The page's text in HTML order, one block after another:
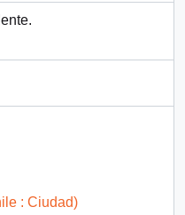
: Ciudad)